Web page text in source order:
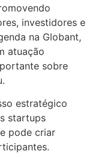
investidores e
na Globant,
atuação
sobre
estratégico
startups
pode criar